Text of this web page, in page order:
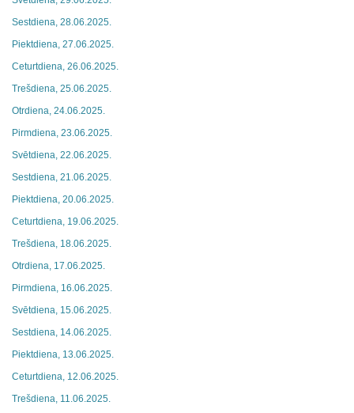
Sestdiena, 28.06.2025.
Piektdiena, 27.06.2025.
Ceturtdiena, 26.06.2025.
Trešdiena, 25.06.2025.
Otrdiena, 24.06.2025.
Pirmdiena, 23.06.2025.
Svētdiena, 22.06.2025.
Sestdiena, 21.06.2025.
Piektdiena, 20.06.2025.
Ceturtdiena, 19.06.2025.
Trešdiena, 18.06.2025.
Otrdiena, 17.06.2025.
Pirmdiena, 16.06.2025.
Svētdiena, 15.06.2025.
Sestdiena, 14.06.2025.
Piektdiena, 13.06.2025.
Ceturtdiena, 12.06.2025.
Trešdiena, 11.06.2025.